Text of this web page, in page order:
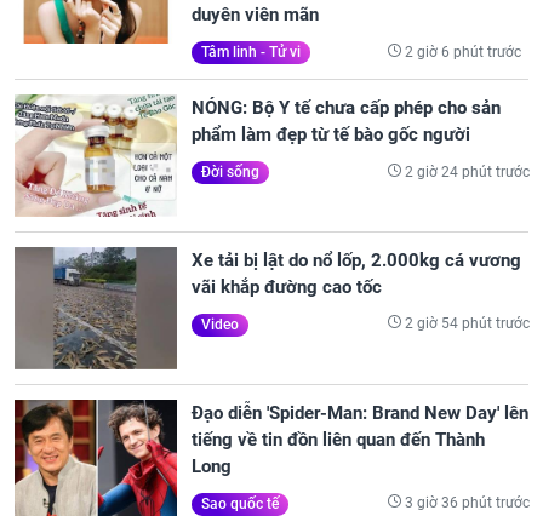
duyên viên mãn
Tâm linh - Tử vi 2 giờ 6 phút trước
NÓNG: Bộ Y tế chưa cấp phép cho sản
phẩm làm đẹp từ tế bào gốc người
Đời sống 2 giờ 24 phút trước
Xe tải bị lật do nổ lốp, 2.000kg cá vương
vãi khắp đường cao tốc
Video 2 giờ 54 phút trước
Đạo diễn 'Spider-Man: Brand New Day' lên
tiếng về tin đồn liên quan đến Thành
Long
Sao quốc tế 3 giờ 36 phút trước